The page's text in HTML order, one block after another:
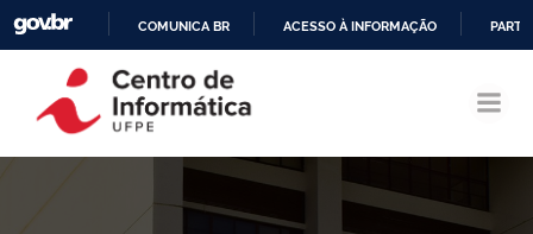
CONTEÚDO
COMUNICA BR ACESSO À INFORMAÇÃO